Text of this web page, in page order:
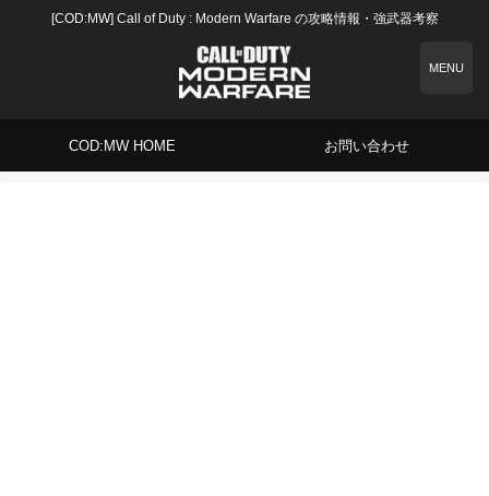
[COD:MW] Call of Duty : Modern Warfare の攻略情報・強武器考察
COD:MW HOME お問い合わせ
MENU